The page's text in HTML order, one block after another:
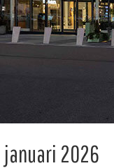
januari 2026